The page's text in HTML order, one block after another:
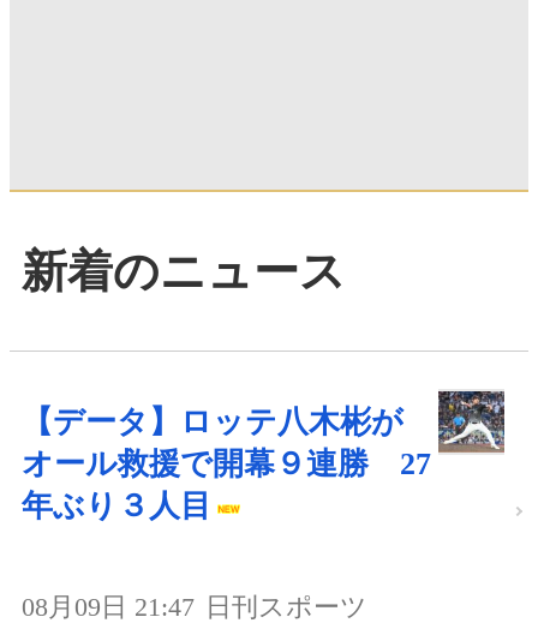
新着のニュース
【データ】ロッテ八木彬が
オール救援で開幕９連勝 27
年ぶり３人目
08月09日 21:47 日刊スポーツ